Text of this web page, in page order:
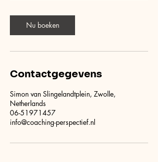
Nu boeken
Contactgegevens
Simon van Slingelandtplein, Zwolle,
Netherlands
06-51971457
info@coaching-perspectief.nl